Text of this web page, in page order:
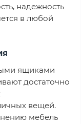
надежность
в любой
ящиками
достаточно
вещей.
мебель